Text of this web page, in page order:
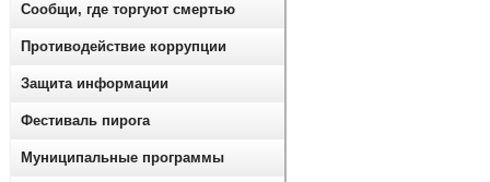
Сообщи, где торгуют смертью
Противодействие коррупции
Защита информации
Фестиваль пирога
Муниципальные программы